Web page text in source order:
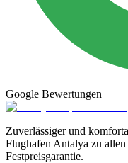
Google Bewertungen
Zuverlässiger und
Flughafen Antalya zu
Festpreisgarantie.